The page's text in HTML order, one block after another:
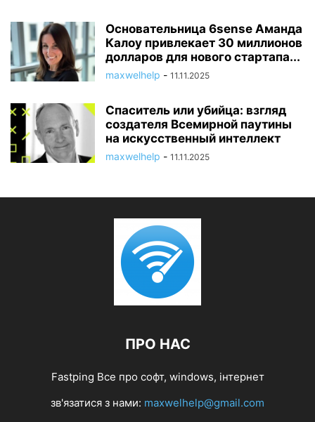
Основательница 6sense Аманда
Калоу привлекает 30 миллионов
долларов для нового стартапа...
maxwelhelp - 11.11.2025
Спаситель или убийца: взгляд
создателя Всемирной паутины
на искусственный интеллект
maxwelhelp - 11.11.2025
ПРО НАС
Fastping Все про софт, windows, інтернет
зв'язатися з нами: maxwelhelp@gmail.com